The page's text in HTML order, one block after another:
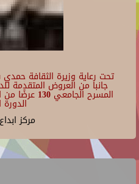
تحت رعاية وزيرة الثقافة
جانبا من العروض المتقدمة
المسرح
الدورة
مركز